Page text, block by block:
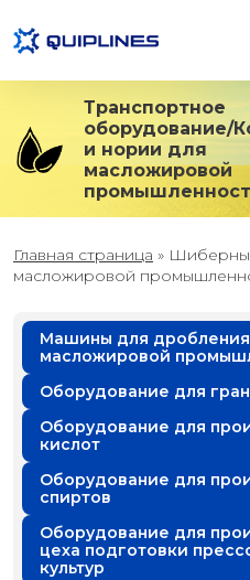
Транспортное
оборудование/
и нории для
масложировой
Главная страница »
масложировой
Машины для
масложировой
Оборудование для
Оборудование для
кислот
Оборудование для
спиртов
Оборудование для
цеха подготовки
культур